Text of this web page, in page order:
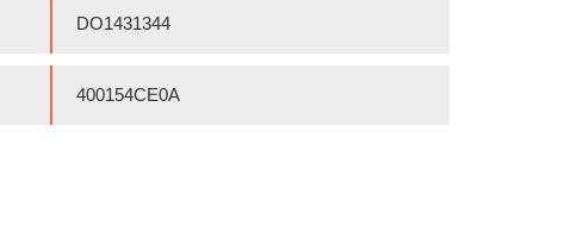
DO1431344
400154CE0A